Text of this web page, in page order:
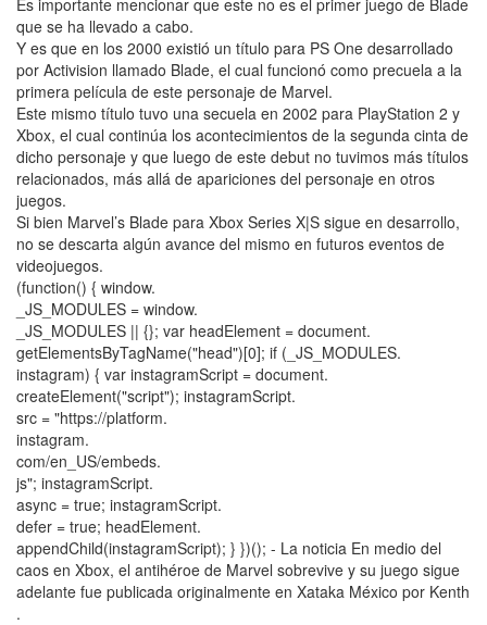
que se ha llevado a cabo.
Y es que en los 2000 existió un título para PS One desarrollado
por Activision llamado Blade, el cual funcionó como precuela a la
primera película de este personaje de Marvel.
Este mismo título tuvo una secuela en 2002 para PlayStation 2 y
Xbox, el cual continúa los acontecimientos de la segunda cinta de
dicho personaje y que luego de este debut no tuvimos más títulos
relacionados, más allá de apariciones del personaje en otros
juegos.
Si bien Marvel’s Blade para Xbox Series X|S sigue en desarrollo,
no se descarta algún avance del mismo en futuros eventos de
videojuegos.
(function() { window.
_JS_MODULES = window.
_JS_MODULES || {}; var headElement = document.
getElementsByTagName("head")[0]; if (_JS_MODULES.
instagram) { var instagramScript = document.
createElement("script"); instagramScript.
src = "https://platform.
instagram.
com/en_US/embeds.
js"; instagramScript.
async = true; instagramScript.
defer = true; headElement.
appendChild(instagramScript); } })(); - La noticia En medio del
caos en Xbox, el antihéroe de Marvel sobrevive y su juego sigue
adelante fue publicada originalmente en Xataka México por Kenth
.